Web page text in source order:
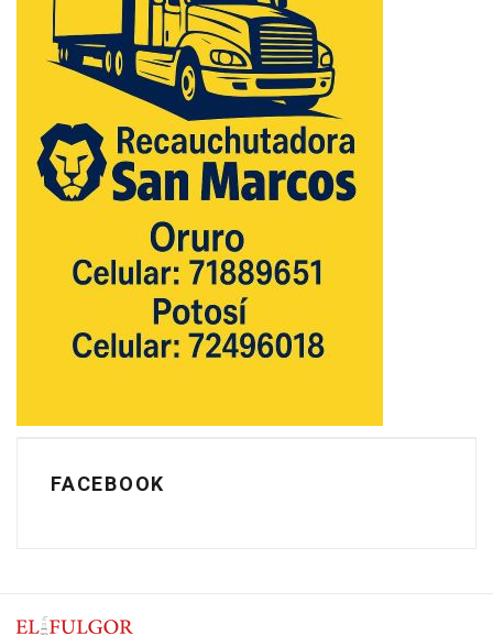
FACEBOOK